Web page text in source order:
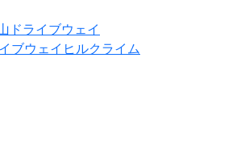
ドライブウェイ
ブウェイヒルクライム